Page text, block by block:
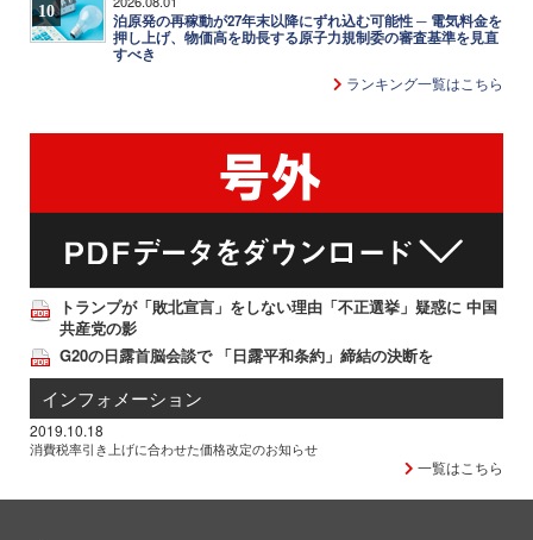
10
泊原発の再稼動が27年末以降にずれ込む可能性 ─ 電気料金を
押し上げ、物価高を助長する原子力規制委の審査基準を見直
すべき
ランキング一覧はこちら
トランプが「敗北宣言」をしない理由「不正選挙」疑惑に 中国
共産党の影
G20の日露首脳会談で 「日露平和条約」締結の決断を
インフォメーション
2019.10.18
消費税率引き上げに合わせた価格改定のお知らせ
一覧はこちら